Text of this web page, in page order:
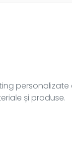
și produse.